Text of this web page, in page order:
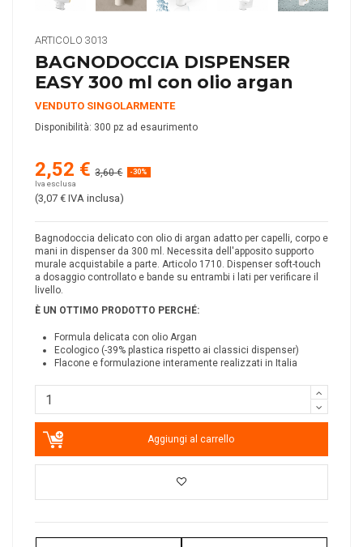
ARTICOLO 3013
BAGNODOCCIA DISPENSER
EASY 300 ml con olio argan
VENDUTO SINGOLARMENTE
Disponibilità: 300 pz ad esaurimento
2,52 € 3,60 € -30%
Iva esclusa
(3,07 € IVA inclusa)
Bagnodoccia delicato con olio di argan adatto per capelli, corpo e
mani in dispenser da 300 ml. Necessita dell'apposito supporto
murale acquistabile a parte. Articolo 1710. Dispenser soft-touch
a dosaggio controllato e bande su entrambi i lati per verificare il
livello.
È UN OTTIMO PRODOTTO PERCH É:
Formula delicata con olio Argan
Ecologico (-39% plastica rispetto ai classici dispenser)
Flacone e formulazione interamente realizzati in Italia
Aggiungi al carrello